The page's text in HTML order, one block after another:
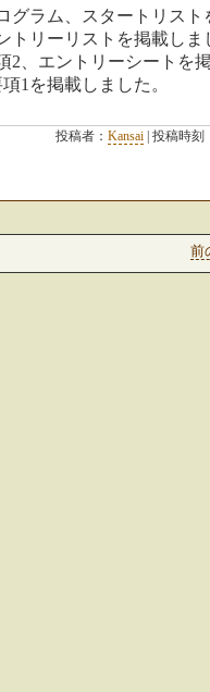
グラム、スタートリス
トリーリストを掲載しま
2、エントリーシートを
1を掲載しました。
投稿者： Kansai | 投稿時刻
前